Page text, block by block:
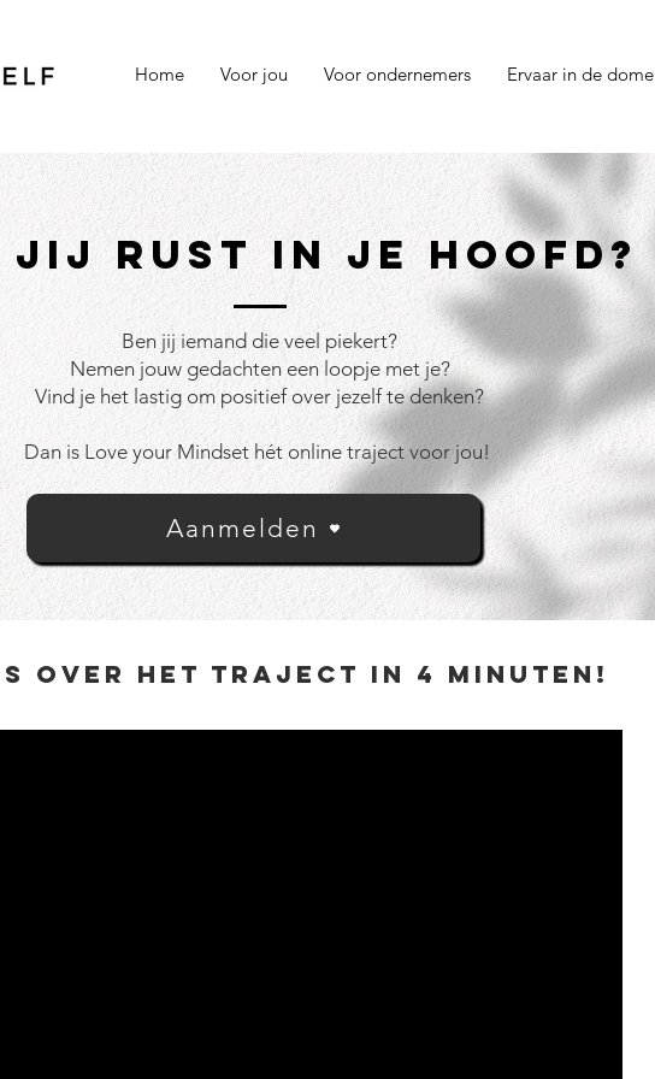
Home Voor jou Voor ondernemers Ervaar in de dome
JIJ RUST IN JE HOOFD?
Ben jij iemand die veel piekert?
Nemen jouw gedachten een loopje met je?
Vind je het lastig om positief over jezelf te denken?
Dan is Love your Mindset hét online traject voor jou!
Aanmelden
oveR HET TRAJECT in 4 minuten!